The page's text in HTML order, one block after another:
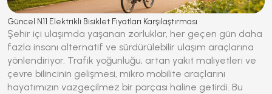
Güncel N11 Elektrikli Bisiklet Fiyatları Karşılaştırması
Şehir içi ulaşımda yaşanan zorluklar, her geçen gün daha
fazla insanı alternatif ve sürdürülebilir ulaşım araçlarına
yönlendiriyor. Trafik yoğunluğu, artan yakıt maliyetleri ve
çevre bilincinin gelişmesi, mikro mobilite araçlarını
hayatımızın vazgeçilmez bir parçası haline getirdi. Bu